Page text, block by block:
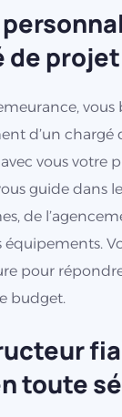
de
vous
d’un
vous votre
guide dans
de
équipements.
pour
budget.
toute